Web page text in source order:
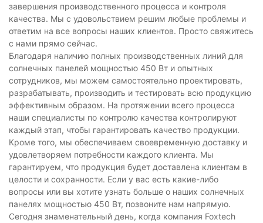
завершения производственного процесса и контроля
качества. Мы с удовольствием решим любые проблемы и
ответим на все вопросы наших клиентов. Просто свяжитесь
с нами прямо сейчас.
Благодаря наличию полных производственных линий для
солнечных панелей мощностью 450 Вт и опытных
сотрудников, мы можем самостоятельно проектировать,
разрабатывать, производить и тестировать всю продукцию
эффективным образом. На протяжении всего процесса
наши специалисты по контролю качества контролируют
каждый этап, чтобы гарантировать качество продукции.
Кроме того, мы обеспечиваем своевременную доставку и
удовлетворяем потребности каждого клиента. Мы
гарантируем, что продукция будет доставлена ​​клиентам в
целости и сохранности. Если у вас есть какие-либо
вопросы или вы хотите узнать больше о наших солнечных
панелях мощностью 450 Вт, позвоните нам напрямую.
Сегодня знаменательный день, когда компания Foxtech